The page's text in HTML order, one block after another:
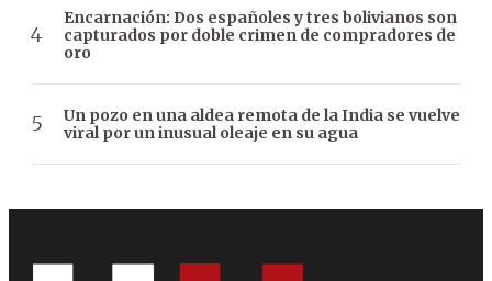
Encarnación: Dos españoles y tres bolivianos son
capturados por doble crimen de compradores de
oro
Un pozo en una aldea remota de la India se vuelve
viral por un inusual oleaje en su agua